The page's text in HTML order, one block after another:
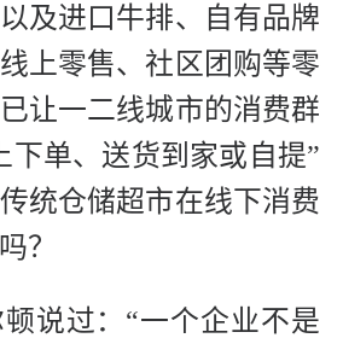
及进口牛排、自有品牌
上零售、社区团购等零
让一二线城市的消费群
下单、送货到家或自提”
统仓储超市在线下消费
？
说过：“一个企业不是